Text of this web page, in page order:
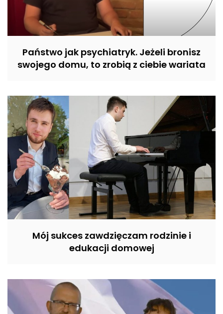
Państwo jak psychiatryk. Jeżeli bronisz
swojego domu, to zrobią z ciebie wariata
Mój sukces zawdzięczam rodzinie i
edukacji domowej